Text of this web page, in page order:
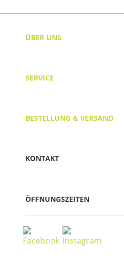
ÜBER UNS
SERVICE
BESTELLUNG & VERSAND
KONTAKT
ÖFFNUNGSZEITEN